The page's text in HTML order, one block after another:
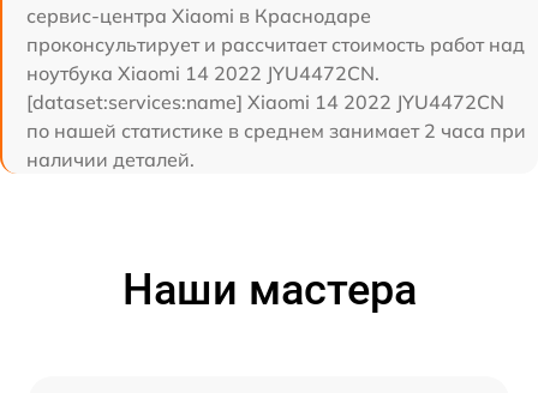
сервис-центра Xiaomi в Краснодаре
проконсультирует и рассчитает стоимость работ над
ноутбука Xiaomi 14 2022 JYU4472CN.
[dataset:services:name] Xiaomi 14 2022 JYU4472CN
по нашей статистике в среднем занимает 2 часа при
наличии деталей.
Наши мастера